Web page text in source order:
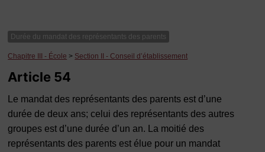
Durée du mandat des représentants des parents
Chapitre III - École > Section II - Conseil d’établissement
Article 54
Le mandat des représentants des parents est d’une
durée de deux ans; celui des représentants des autres
groupes est d’une durée d’un an. La moitié des
représentants des parents est élue pour un mandat